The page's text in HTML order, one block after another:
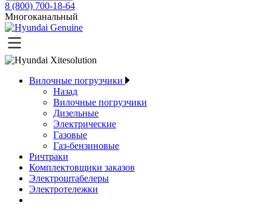
8 (800) 700-18-64
Многоканальный
Вилочные погрузчики
Назад
Вилочные погрузчики
Дизельные
Электрические
Газовые
Газ-бензиновые
Ричтраки
Комплектовщики заказов
Электроштабелеры
Электротележки